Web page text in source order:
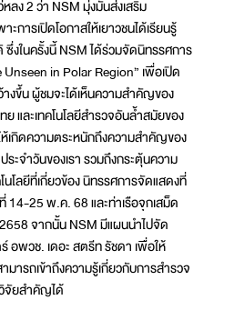
ลง 2 ว่า NSM มุ่งมั่นส่งเสริม
การเปิดโอกาสให้เยาวชนได้เรียนรู้
งในครั้งนี้ NSM ได้ร่วมจัดนิทรรศการ
in Polar Region” เพื่อเปิด
งขึ้น ผู้ชมจะได้เห็นความสำคัญของ
และเทคโนโลยีสำรวจอันล้ำสมัยของ
เกิดความตระหนักถึงความสำคัญของ
ระจำวันของเรา รวมถึงกระตุ้นความ
นโลยีที่เกี่ยวข้อง นิทรรศการจัดแสดงที่
14-25 พ.ค. 68 และท่าเรือจุกเสม็ด
จากนั้น NSM มีแผนนำไปจัด
พวช. เดอะ สตรีท รัชดา เพื่อให้
ารถเข้าถึงความรู้เกี่ยวกับการสำรวจ
วิจัยสำคัญได้